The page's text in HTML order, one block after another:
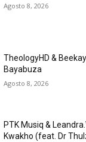
Agosto 8, 2026
TheologyHD &
Bayabuza
Agosto 8, 2026
PTK Musiq &
Kwakho (feat. Dr